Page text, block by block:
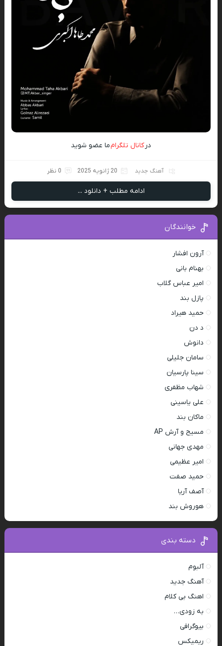
درکانال تلگرامما عضو شوید
آهنگ جدید 20 ژانویه 2025 0 نظر
ادامه مطلب + دانلود ...
خوانندگان
آرون افشار
بهنام بانی
امیر عباس گلاب
پازل بند
حمید هیراد
د دن
دانوش
سامان جلیلی
سینا پارسیان
شهاب مظفری
علی یاسینی
ماکان بند
مسیح و آرش AP
مهدی جهانی
امیر عظیمی
حمید صفت
آصف آریا
هوروش بند
دسته بندی
آلبوم
آهنگ جدید
اهنگ بی کلام
به زودی…
بیوگرافی
ریمیکس